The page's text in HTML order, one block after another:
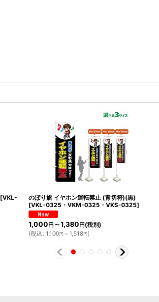
[VKL-
のぼり旗 イヤホン運転禁止 (青切符)(黒)
[VKL-0325・VKM-0325・VKS-0325]
1,000 円～1,380 円(税別)
(税込 : 1,100円 ～1,518円)